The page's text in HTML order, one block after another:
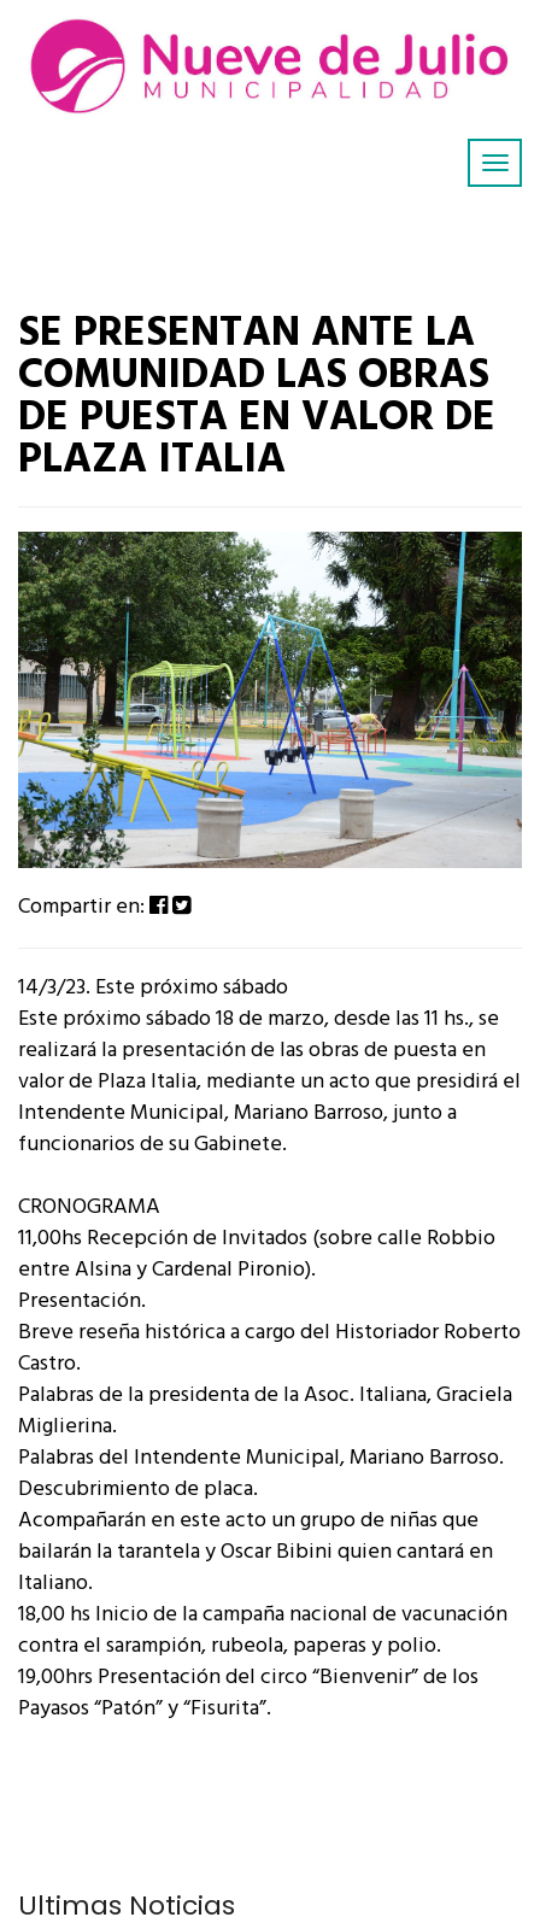
SE PRESENTAN ANTE LA
COMUNIDAD LAS OBRAS
DE PUESTA EN VALOR DE
PLAZA ITALIA
Compartir en:
14/3/23. Este próximo sábado
Este próximo sábado 18 de marzo, desde las 11 hs., se
realizará la presentación de las obras de puesta en
valor de Plaza Italia, mediante un acto que presidirá el
Intendente Municipal, Mariano Barroso, junto a
funcionarios de su Gabinete.
CRONOGRAMA
11,00hs Recepción de Invitados (sobre calle Robbio
entre Alsina y Cardenal Pironio).
Presentación.
Breve reseña histórica a cargo del Historiador Roberto
Castro.
Palabras de la presidenta de la Asoc. Italiana, Graciela
Miglierina.
Palabras del Intendente Municipal, Mariano Barroso.
Descubrimiento de placa.
Acompañarán en este acto un grupo de niñas que
bailarán la tarantela y Oscar Bibini quien cantará en
Italiano.
18,00 hs Inicio de la campaña nacional de vacunación
contra el sarampión, rubeola, paperas y polio.
19,00hrs Presentación del circo “Bienvenir” de los
Payasos “Patón” y “Fisurita”.
Últimas Noticias